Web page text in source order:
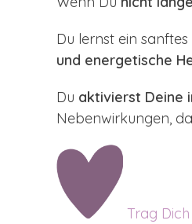
Du lernst ein
und energetische
Du aktivierst Deine
Nebenwirkungen,
Trag